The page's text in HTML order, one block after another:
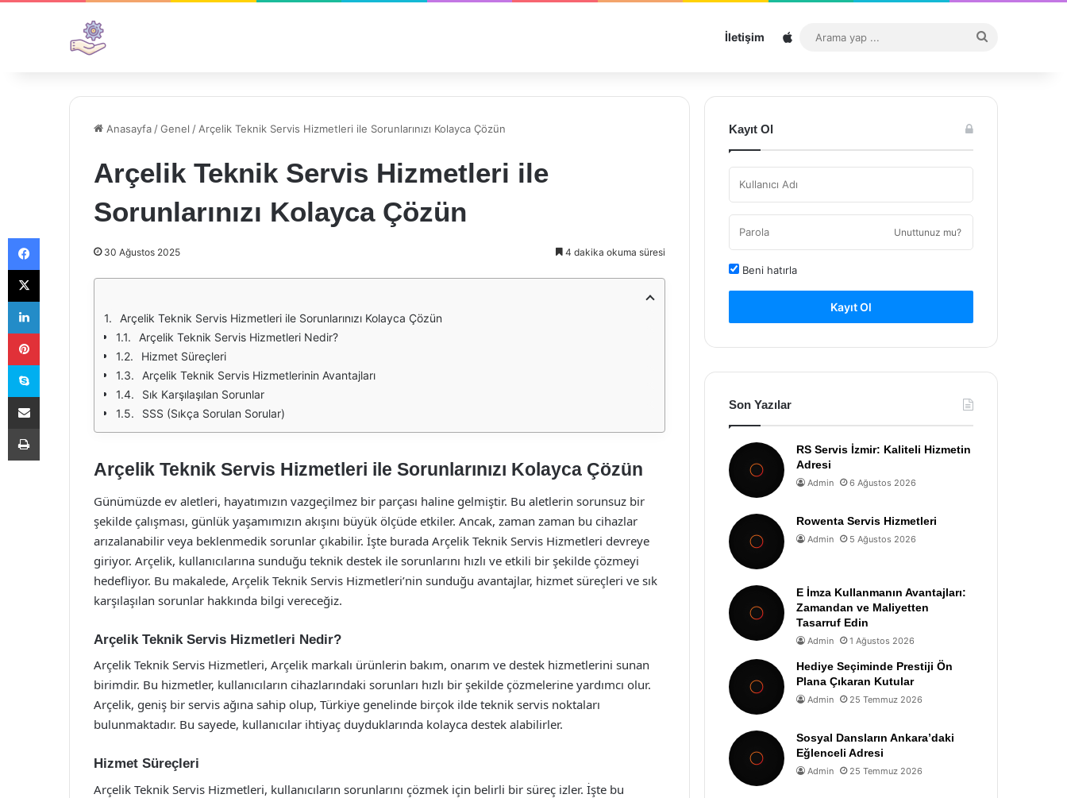
İletişim Sitemap
...
Anasayfa /Genel / Arçelik Teknik Servis Hizmetleri ile Sorunlarınızı Kolayca Çözün
Arçelik Teknik Servis Hizmetleri ile
Sorunlarınızı Kolayca Çözün
30 Ağustos 2025 4 dakika okuma süresi
Arçelik Teknik Servis Hizmetleri ile Sorunlarınızı Kolayca Çözün
Arçelik Teknik Servis Hizmetleri Nedir?
Hizmet Süreçleri
Arçelik Teknik Servis Hizmetlerinin Avantajları
Sık Karşılaşılan Sorunlar
SSS (Sıkça Sorulan Sorular)
Arçelik Teknik Servis Hizmetleri ile Sorunlarınızı Kolayca Çözün
Günümüzde ev aletleri, hayatımızın vazgeçilmez bir parçası haline gelmiştir. Bu aletlerin sorunsuz bir
şekilde çalışması, günlük yaşamımızın akışını büyük ölçüde etkiler. Ancak, zaman zaman bu cihazlar
arızalanabilir veya beklenmedik sorunlar çıkabilir. İşte burada Arçelik Teknik Servis Hizmetleri devreye
giriyor. Arçelik, kullanıcılarına sunduğu teknik destek ile sorunlarını hızlı ve etkili bir şekilde çözmeyi
hedefliyor. Bu makalede, Arçelik Teknik Servis Hizmetleri’nin sunduğu avantajlar, hizmet süreçleri ve sık
karşılaşılan sorunlar hakkında bilgi vereceğiz.
Arçelik Teknik Servis Hizmetleri Nedir?
Arçelik Teknik Servis Hizmetleri, Arçelik markalı ürünlerin bakım, onarım ve destek hizmetlerini sunan
birimdir. Bu hizmetler, kullanıcıların cihazlarındaki sorunları hızlı bir şekilde çözmelerine yardımcı olur.
Arçelik, geniş bir servis ağına sahip olup, Türkiye genelinde birçok ilde teknik servis noktaları
bulunmaktadır. Bu sayede, kullanıcılar ihtiyaç duyduklarında kolayca destek alabilirler.
Hizmet Süreçleri
Arçelik Teknik Servis Hizmetleri, kullanıcıların sorunlarını çözmek için belirli bir süreç izler. İşte bu
Kayıt Ol
Unuttunuz mu?
Beni hatırla
Kayıt Ol
Son Yazılar
RS Servis İzmir: Kaliteli Hizmetin
Adresi
Admin 6 Ağustos 2026
Rowenta Servis Hizmetleri
Admin 5 Ağustos 2026
E İmza Kullanmanın Avantajları:
Zamandan ve Maliyetten
Tasarruf Edin
Admin 1 Ağustos 2026
Hediye Seçiminde Prestiji Ön
Plana Çıkaran Kutular
Admin 25 Temmuz 2026
Sosyal Dansların Ankara’daki
Eğlenceli Adresi
Admin 25 Temmuz 2026
Facebook
X
LinkedIn
Pinterest
Skype
E-Posta ile paylaş